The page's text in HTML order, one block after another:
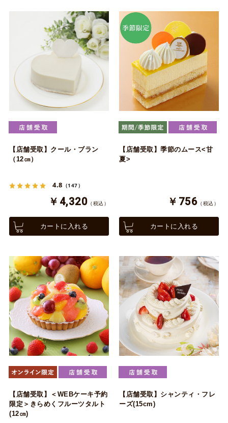
【店舗受取】クール・ブラン
（12㎝）
4.8 （147）
￥4,320 （税込）
カートに入れる
【店舗受取】季節のムース<甘
夏>
￥756 （税込）
カートに入れる
【店舗受取】＜WEBケーキ予約
限定＞きらめくフルーツタルト
(12㎝)
【店舗受取】シャンティ・フレ
ーズ(15cm)